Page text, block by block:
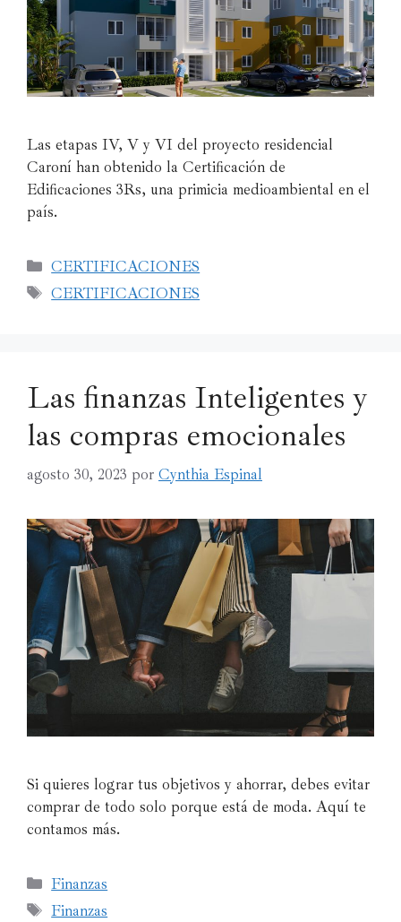
Las etapas IV, V y VI del proyecto residencial
Caroní han obtenido la Certificación de
Edificaciones 3Rs, una primicia medioambiental en el
país.
CERTIFICACIONES
CERTIFICACIONES
Las finanzas Inteligentes y
las compras emocionales
agosto 30, 2023 por Cynthia Espinal
Si quieres lograr tus objetivos y ahorrar, debes evitar
comprar de todo solo porque está de moda. Aquí te
contamos más.
Finanzas
Finanzas